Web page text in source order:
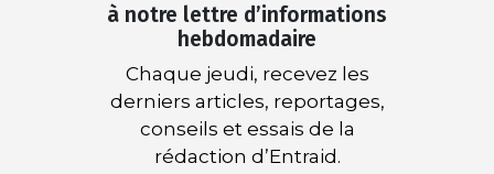
à notre lettre d’informations
hebdomadaire
Chaque jeudi, recevez les
derniers articles, reportages,
conseils et essais de la
rédaction d’Entraid.